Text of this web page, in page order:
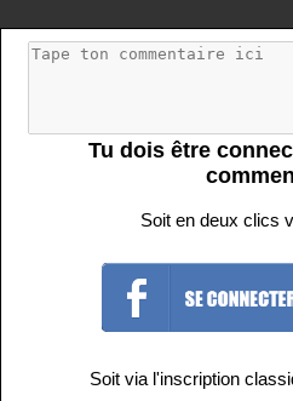
Tu dois être
Soit en deux clics
Soit via l'inscription